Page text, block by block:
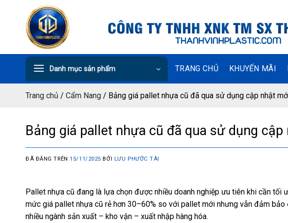
Danh mục sản phẩm TRANG CHỦ KHUYẾN MÃI
Trang chủ / Cẩm Nang / Bảng giá pallet nhựa cũ đã qua sử dụng cập nhật
Bảng giá pallet nhựa cũ đã qua sử dụng
ĐÃ ĐĂNG TRÊN15/11/2025 BỞI LƯU PHƯỚC TÀI
Pallet nhựa cũ đang là lựa chọn được nhiều doanh nghiệp ưu tiên khi cần tối
mức giá pallet nhựa cũ rẻ hơn 30–60% so với pallet mới nhưng vẫn đảm
nhiều ngành sản xuất – kho vận – xuất nhập hàng hóa.